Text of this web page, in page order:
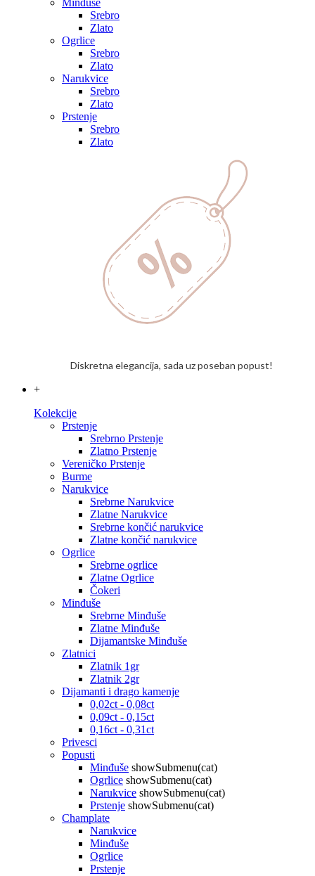
Minđuše
Srebro
Zlato
Ogrlice
Srebro
Zlato
Narukvice
Srebro
Zlato
Prstenje
Srebro
Zlato
Diskretna elegancija, sada uz poseban popust!
+
Kolekcije
Prstenje
Srebrno Prstenje
Zlatno Prstenje
Vereničko Prstenje
Burme
Narukvice
Srebrne Narukvice
Zlatne Narukvice
Srebrne končić narukvice
Zlatne končić narukvice
Ogrlice
Srebrne ogrlice
Zlatne Ogrlice
Čokeri
Minđuše
Srebrne Minđuše
Zlatne Minđuše
Dijamantske Minđuše
Zlatnici
Zlatnik 1gr
Zlatnik 2gr
Dijamanti i drago kamenje
0,02ct - 0,08ct
0,09ct - 0,15ct
0,16ct - 0,31ct
Privesci
Popusti
Minđuše showSubmenu(cat)
Ogrlice showSubmenu(cat)
Narukvice showSubmenu(cat)
Prstenje showSubmenu(cat)
Champlate
Narukvice
Minđuše
Ogrlice
Prstenje